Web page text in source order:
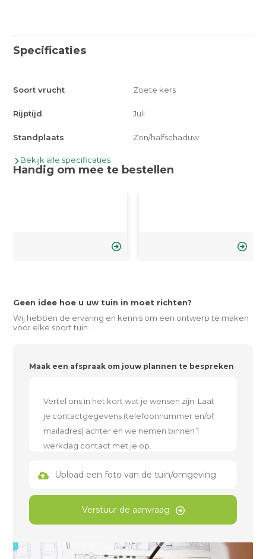
Specificaties
Soort vrucht Zoete kers
Rijptijd Juli
Standplaats Zon/halfschaduw
Bekijk alle specificaties
Handig om mee te bestellen
Geen idee hoe u uw tuin in moet richten?
Wij hebben de ervaring en kennis om een ontwerp te maken
voor elke soort tuin.
Maak een afspraak om jouw plannen te bespreken
Upload een foto van de tuin/omgeving
Verstuur de aanvraag